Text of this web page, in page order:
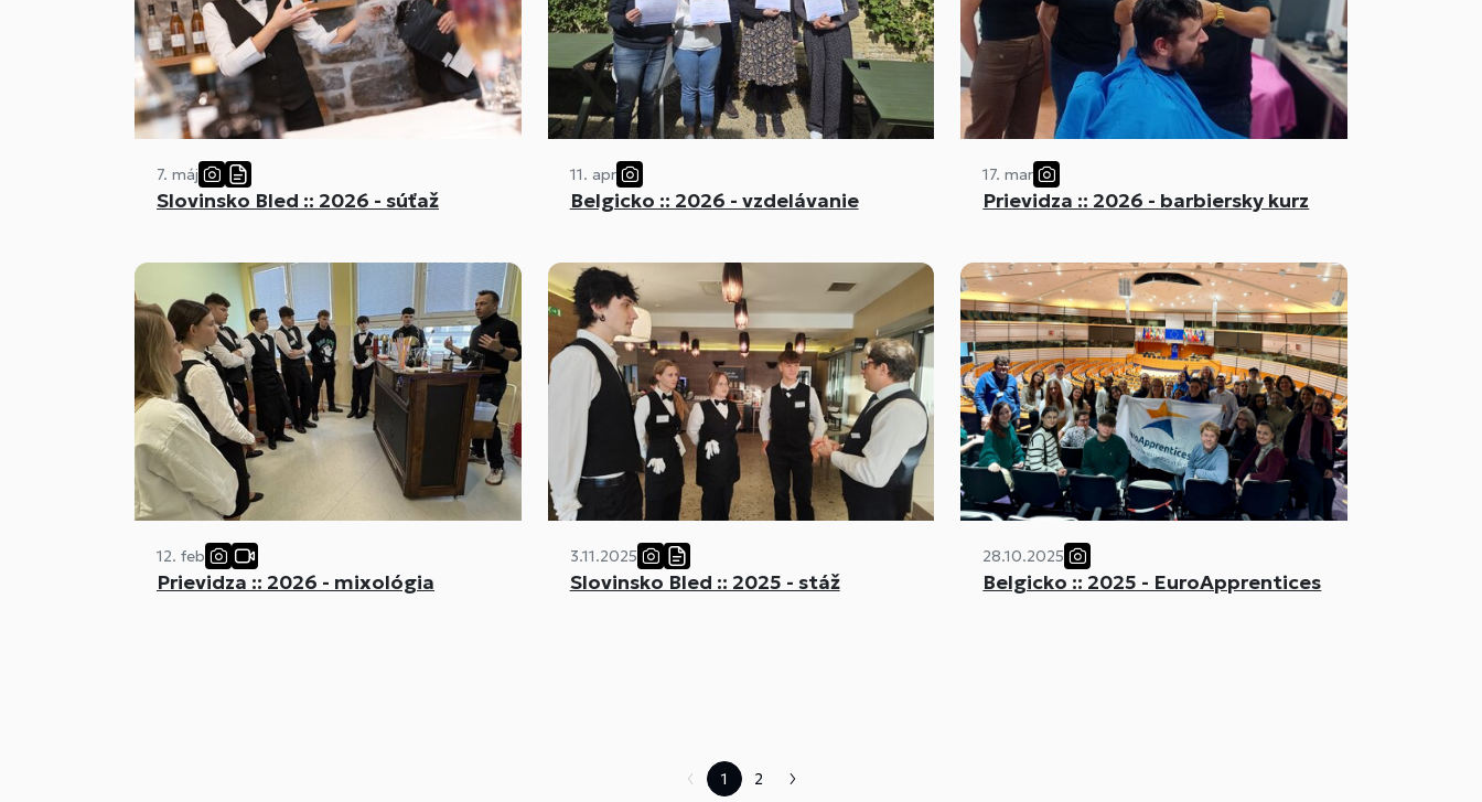
7. máj
Slovinsko Bled :: 2026 - súťaž
11. apr
Belgicko :: 2026 - vzdelávanie
17. mar
Prievidza :: 2026 - barbiersky kurz
12. feb
Prievidza :: 2026 - mixológia
3.11.2025
Slovinsko Bled :: 2025 - stáž
28.10.2025
Belgicko :: 2025 - EuroApprentices
1 2